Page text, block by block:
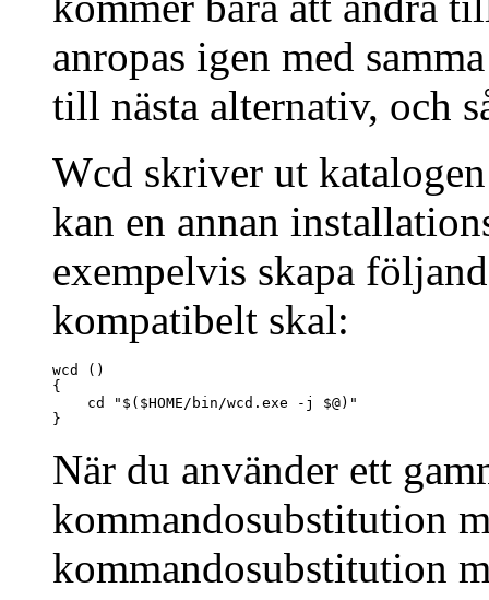
anropas igen med
till nästa alternativ, och
Wcd skriver ut
kan en annan
exempelvis skapa
kompatibelt skal:
wcd ()
{
    cd "$($HOME/bin/wcd.exe -j $@)"
}
När du använder ett
kommandosubstitution
kommandosubstitution